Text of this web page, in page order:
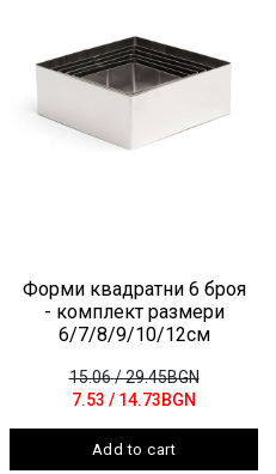
Форми квадратни 6 броя
- комплект размери
6/7/8/9/10/12см
15.06/ 29.45BGN
7.53 / 14.73BGN
Add to cart